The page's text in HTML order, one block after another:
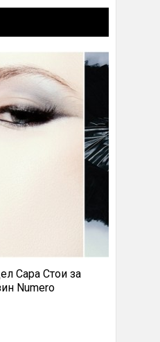
Сара Стои за
Numero